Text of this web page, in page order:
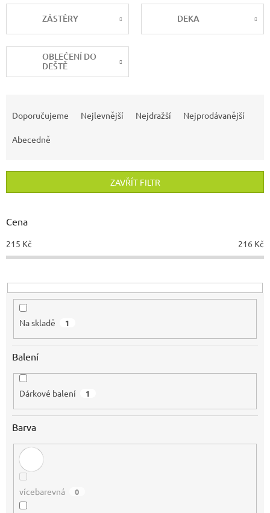
ZÁSTĚRY DEKA
OBLEČENÍ DO
DEŠTĚ
r
d
k
t
Doporučujeme Nejlevnější Nejdražší Nejprodávanější
Abecedně
ZAVŘÍT FILTR
Cena
215 Kč 216 Kč
Na skladě 1
Balení
Dárkové balení 1
Barva
vícebarevná 0